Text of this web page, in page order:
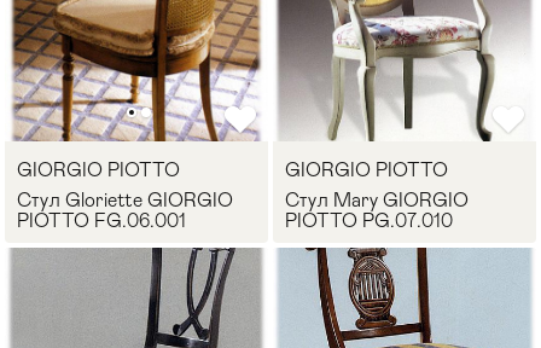
Мягкая мебель >
GIORGIO PIOTTO
Стул Gloriette GIORGIO
PIOTTO FG.06.001
GIORGIO PIOTTO
Стул Mary GIORGIO
PIOTTO PG.07.010